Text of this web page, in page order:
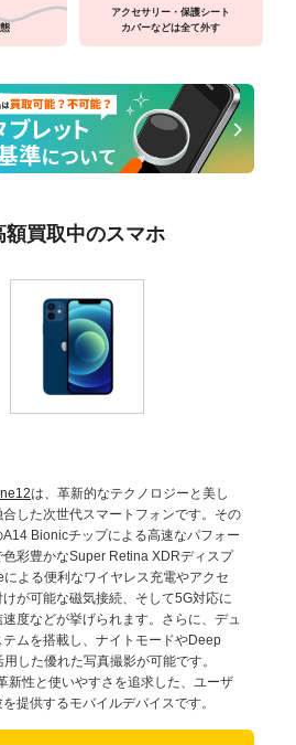
アクセサリー・保護シート
カバーなどは全て外す
額買取中のスマホ
は、革新的なテクノロジーと美し
した次世代スマートフォンです。その
Bionicチップによる高速なパフォー
色彩豊かなSuper Retina XDRディスプ
よる便利なワイヤレス充電やアクセ
が可能な磁気接続、そして5G対応に
度などが挙げられます。さらに、デュ
テムを搭載し、ナイトモードやDeep
した優れた写真撮影が可能です。
新性と使いやすさを追求した、ユーザ
提供するモバイルデバイスです。